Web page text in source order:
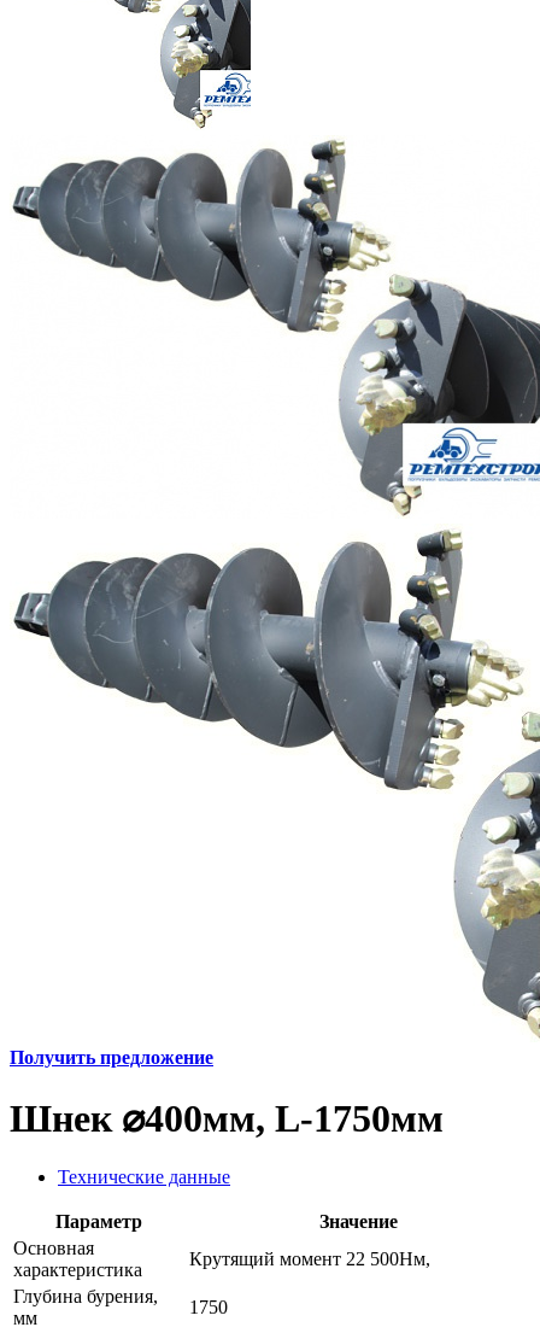
Получить предложение
Шнек ⌀400мм, L-1750мм
Технические данные
Параметр
Значение
Основная
характеристика
Крутящий момент 22 500Нм,
Глубина бурения,
мм
1750